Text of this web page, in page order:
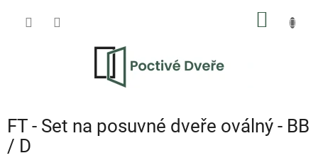
FT - Set na posuvné dveře oválný - BB
/ D